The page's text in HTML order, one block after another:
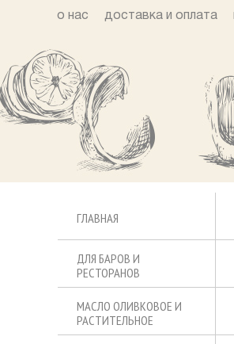
о нас доставка и оплата
ГЛАВНАЯ
ДЛЯ БАРОВ И
РЕСТОРАНОВ
МАСЛО ОЛИВКОВОЕ И
РАСТИТЕЛЬНОЕ